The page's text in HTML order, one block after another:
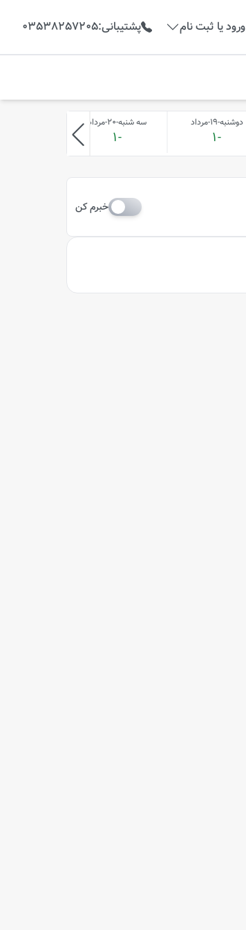
ورود یا ثبت نام پشتیبانی:
03538257205
دوشنبه-19-مرداد
-1
سه شنبه-20-مرداد
-1
خبرم کن